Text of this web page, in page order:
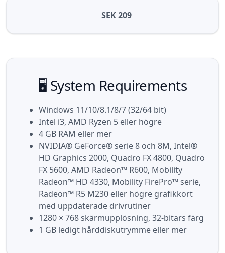
SEK 209
🖥️ System Requirements
Windows 11/10/8.1/8/7 (32/64 bit)
Intel i3, AMD Ryzen 5 eller högre
4 GB RAM eller mer
NVIDIA® GeForce® serie 8 och 8M, Intel®
HD Graphics 2000, Quadro FX 4800, Quadro
FX 5600, AMD Radeon™ R600, Mobility
Radeon™ HD 4330, Mobility FirePro™ serie,
Radeon™ R5 M230 eller högre grafikkort
med uppdaterade drivrutiner
1280 × 768 skärmupplösning, 32-bitars färg
1 GB ledigt hårddiskutrymme eller mer